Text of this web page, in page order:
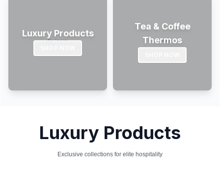
Luxury Products
Tea & Coffee
Thermos
Luxury Products
Exclusive collections for elite hospitality